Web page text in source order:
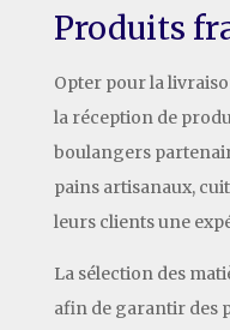
Produits
Opter pour la
la réception de
boulangers
pains artisanaux,
leurs clients une
La sélection des
afin de garantir des